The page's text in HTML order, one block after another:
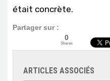
était concrète.
Partager sur :
0
Shares
ARTICLES ASSOCIÉS